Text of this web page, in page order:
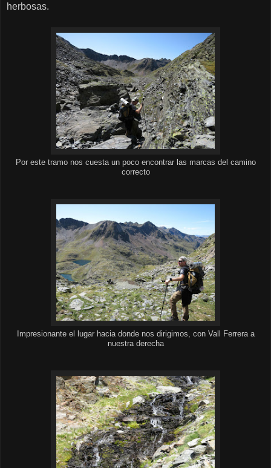
herbosas.
Por este tramo nos cuesta un poco encontrar las marcas del camino
correcto
Impresionante el lugar hacia donde nos dirigimos, con Vall Ferrera a
nuestra derecha